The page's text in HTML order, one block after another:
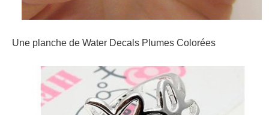
Une planche de Water Decals Plumes Colorées